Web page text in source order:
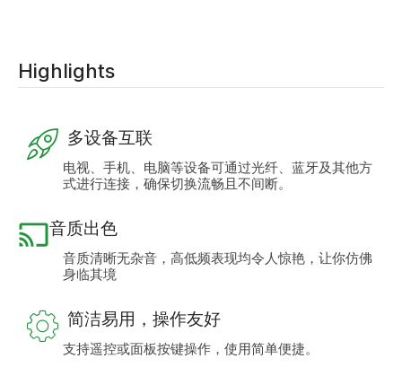
Highlights
多设备互联
电视、手机、电脑等设备可通过光纤、蓝牙及其他方
式进行连接，确保切换流畅且不间断。
音质出色
音质清晰无杂音，高低频表现均令人惊艳，让你仿佛
身临其境
简洁易用，操作友好
支持遥控或面板按键操作，使用简单便捷。